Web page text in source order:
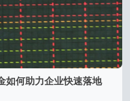
如何助力企业快速落地